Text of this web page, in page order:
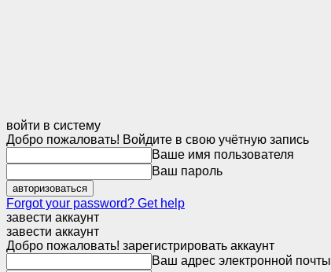
войти в систему
Добро пожаловать! Войдите в свою учётную запись
Ваше имя пользователя
Ваш пароль
Forgot your password? Get help
завести аккаунт
завести аккаунт
Добро пожаловать! зарегистрировать аккаунт
Ваш адрес электронной почты